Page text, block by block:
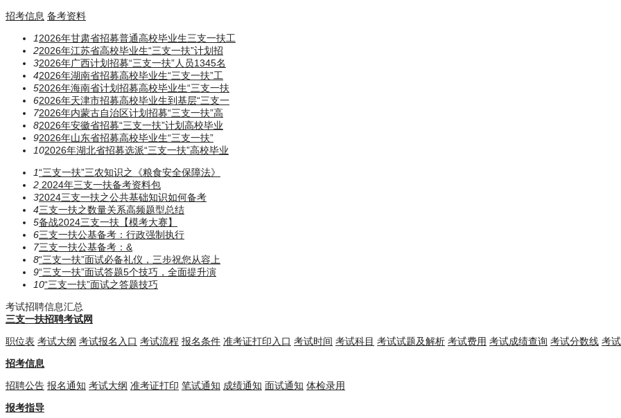
招考信息 备考资料
12026年甘肃省招募普通高校毕业生三支一扶工
22026年江苏省高校毕业生“三支一扶”计划招
32026年广西计划招募“三支一扶”人员1345名
42026年湖南省招募高校毕业生“三支一扶”工
52026年海南省计划招募高校毕业生“三支一扶
62026年天津市招募高校毕业生到基层“三支一
72026年内蒙古自治区计划招募“三支一扶”高
82026年安徽省招募“三支一扶”计划高校毕业
92026年山东省招募高校毕业生“三支一扶”
102026年湖北省招募选派“三支一扶”高校毕业
1“三支一扶”三农知识之《粮食安全保障法》
2 2024年三支一扶备考资料包
32024三支一扶之公共基础知识如何备考
4三支一扶之数量关系高频题型总结
5备战2024三支一扶【模考大赛】
6三支一扶公基备考：行政强制执行
7三支一扶公基备考：​​​&
8“三支一扶”面试必备礼仪，三步祝您从容上
9“三支一扶”面试答题5个技巧，全面提升演
10“三支一扶”面试之答题技巧
考试招聘信息汇总
三支一扶招聘考试网
职位表 考试大纲 考试报名入口 考试流程 报名条件 准考证打印入口 考试时间 考试科目 考试试题及解析 考试费用 考试成绩查询 考试分数线 考
招考信息
招聘公告 报名通知 考试大纲 准考证打印 笔试通知 成绩通知 面试通知 体检录用
报考指导